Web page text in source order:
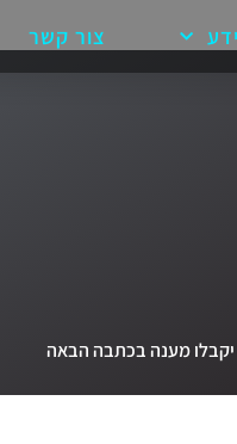
צור קשר
יקבלו מענה בכתבה הבאה